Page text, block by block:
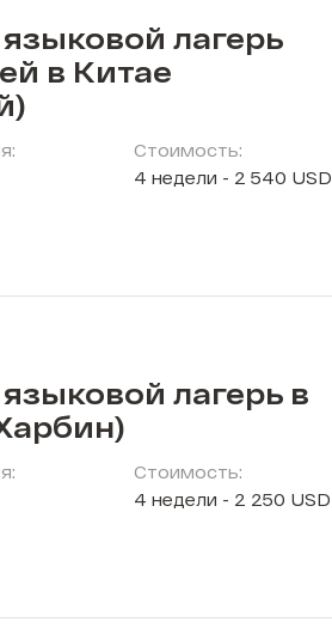
лагерь
в Китае
Стоимость:
4 недели - 2 540 USD
лагерь в
Стоимость:
4 недели - 2 250 USD